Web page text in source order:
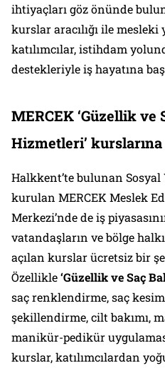
ihtiyaçları göz önünde
kurslar aracılığı ile
katılımcılar, istihdam
destekleriyle iş hayatına
MERCEK ‘Güzellik ve
Hizmetleri’
Halkkent’te bulunan Sosyal
kurulan MERCEK Meslek
Merkezi’nde de iş
vatandaşların ve bölge
açılan kurslar ücretsiz bir
Özellikle‘Güzellik ve Saç
saç renklendirme, saç
şekillendirme, cilt bakımı,
manikür-pedikür
kurslar, katılımcılardan